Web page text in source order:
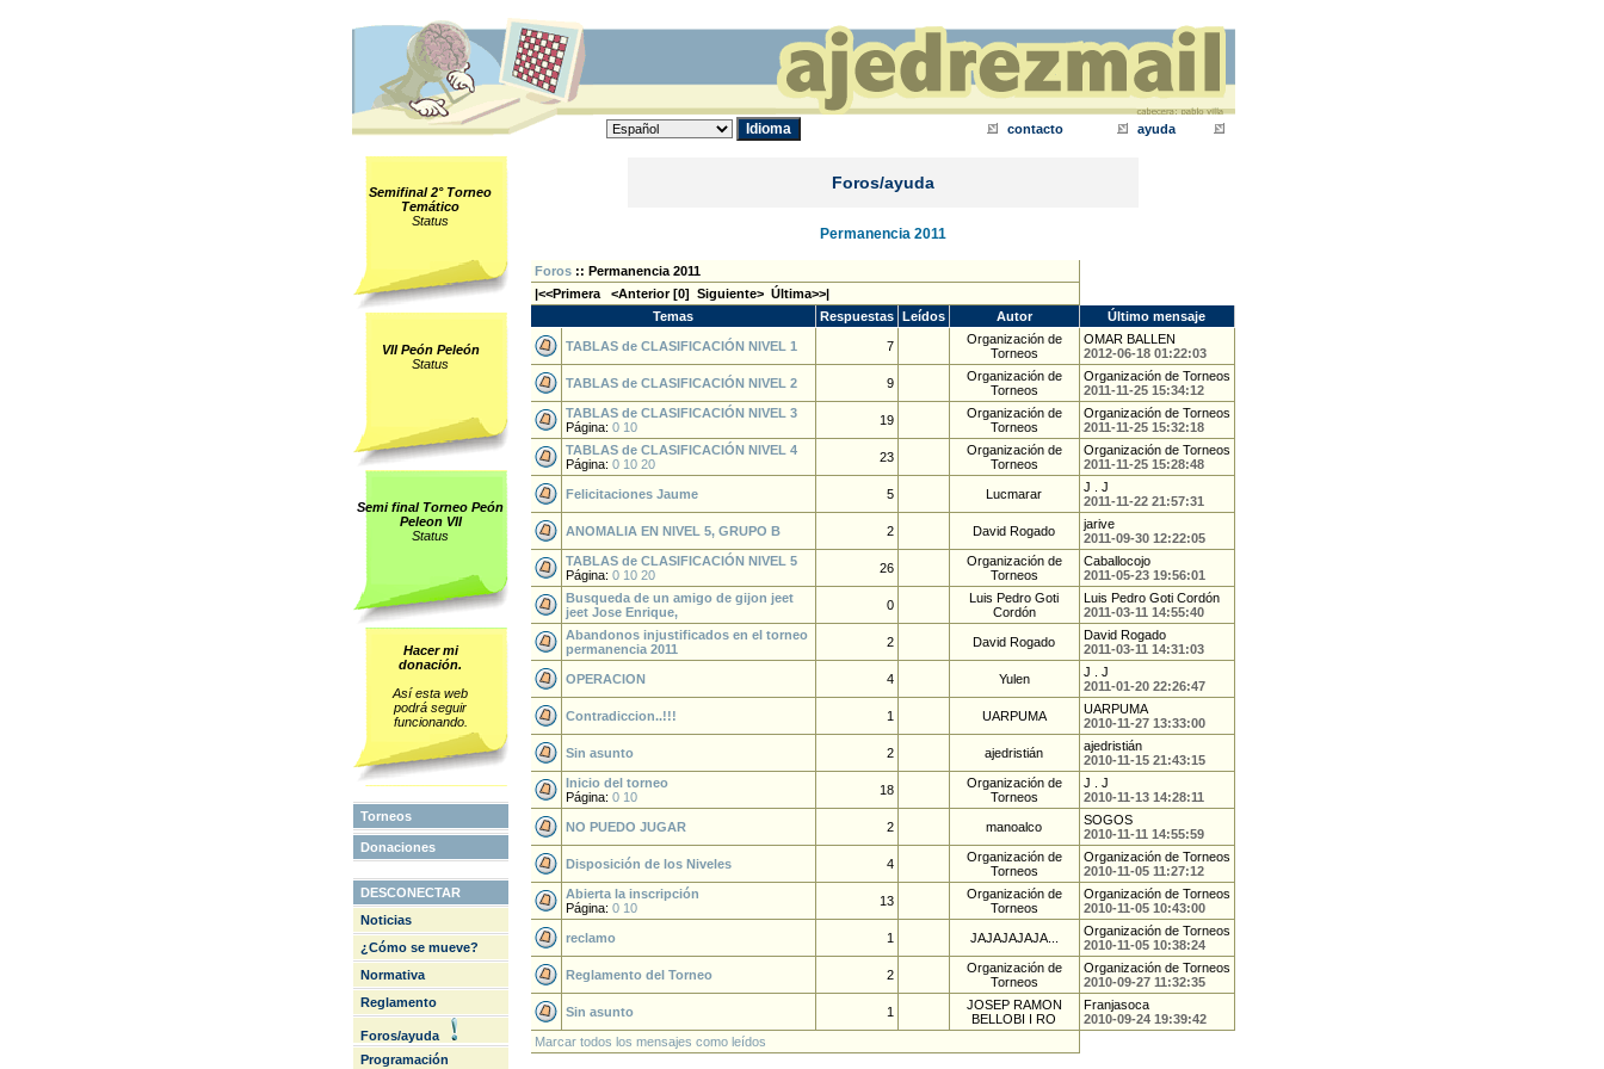
contacto ayuda
Semifinal 2° Torneo
Temático
Status
VII Peón Peleón
Status
Semi final Torneo Peón
Peleon VII
Status
Hacer mi
donación.
Así esta web
podrá seguir
funcionando.
Torneos
Donaciones
DESCONECTAR
Noticias
¿Cómo se mueve?
Normativa
Reglamento
Foros/ayuda
Programación
Foros/ayuda
Permanencia 2011
Foros:: Permanencia 2011
|<<Primera <Anterior [0] Siguiente> Última>>|
Temas
Respuestas Leídos Autor Último mensaje
TABLAS de CLASIFICACIÓN NIVEL 1 7
Organización de
Torneos
OMAR BALLEN
2012-06-18 01:22:03
TABLAS de CLASIFICACIÓN NIVEL 2 9
Organización de
Torneos
Organización de Torneos
2011-11-25 15:34:12
TABLAS de CLASIFICACIÓN NIVEL 3
Página: 0 10 19
Organización de
Torneos
Organización de Torneos
2011-11-25 15:32:18
TABLAS de CLASIFICACIÓN NIVEL 4
Página: 0 10 20 23
Organización de
Torneos
Organización de Torneos
2011-11-25 15:28:48
Felicitaciones Jaume 5 Lucmarar
J . J
2011-11-22 21:57:31
ANOMALIA EN NIVEL 5, GRUPO B 2 David Rogado
jarive
2011-09-30 12:22:05
TABLAS de CLASIFICACIÓN NIVEL 5
Página: 0 10 20 26
Organización de
Torneos
Caballocojo
2011-05-23 19:56:01
Busqueda de un amigo de gijon jeet
jeet Jose Enrique,
0
Luis Pedro Goti
Cordón
Luis Pedro Goti Cordón
2011-03-11 14:55:40
Abandonos injustificados en el torneo
permanencia 2011
2 David Rogado
David Rogado
2011-03-11 14:31:03
OPERACION 4 Yulen
J . J
2011-01-20 22:26:47
Contradiccion..!!! 1 UARPUMA
UARPUMA
2010-11-27 13:33:00
Sin asunto 2 ajedristián
ajedristián
2010-11-15 21:43:15
Inicio del torneo
Página: 0 10 18
Organización de
Torneos
J . J
2010-11-13 14:28:11
NO PUEDO JUGAR 2 manoalco
SOGOS
2010-11-11 14:55:59
Disposición de los Niveles 4
Organización de
Torneos
Organización de Torneos
2010-11-05 11:27:12
Abierta la inscripción
Página: 0 10 13
Organización de
Torneos
Organización de Torneos
2010-11-05 10:43:00
reclamo 1 JAJAJAJAJA...
Organización de Torneos
2010-11-05 10:38:24
Reglamento del Torneo 2
Organización de
Torneos
Organización de Torneos
2010-09-27 11:32:35
Sin asunto 1
JOSEP RAMON
BELLOBI I RO
Franjasoca
2010-09-24 19:39:42
Marcar todos los mensajes como leídos